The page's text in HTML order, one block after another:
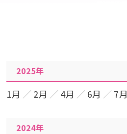
2025年
1月 2月 4月 6月 7月
2024年